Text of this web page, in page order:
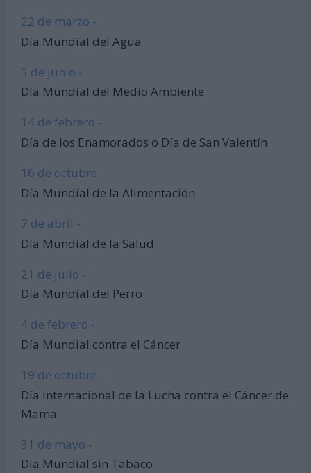
22 de marzo -
Día Mundial del Agua
5 de junio -
Día Mundial del Medio Ambiente
14 de febrero -
Día de los Enamorados o Día de San Valentín
16 de octubre -
Día Mundial de la Alimentación
7 de abril -
Día Mundial de la Salud
21 de julio -
Día Mundial del Perro
4 de febrero -
Día Mundial contra el Cáncer
19 de octubre -
Día Internacional de la Lucha contra el Cáncer de
Mama
31 de mayo -
Día Mundial sin Tabaco